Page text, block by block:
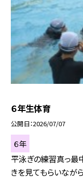
６年生体育
公開日 2026/07/07
６年
平泳ぎの練習真っ最
きを見てもらいなが